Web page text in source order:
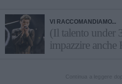
VI RACCOMANDIAMO...
(Il talento under
impazzire anche